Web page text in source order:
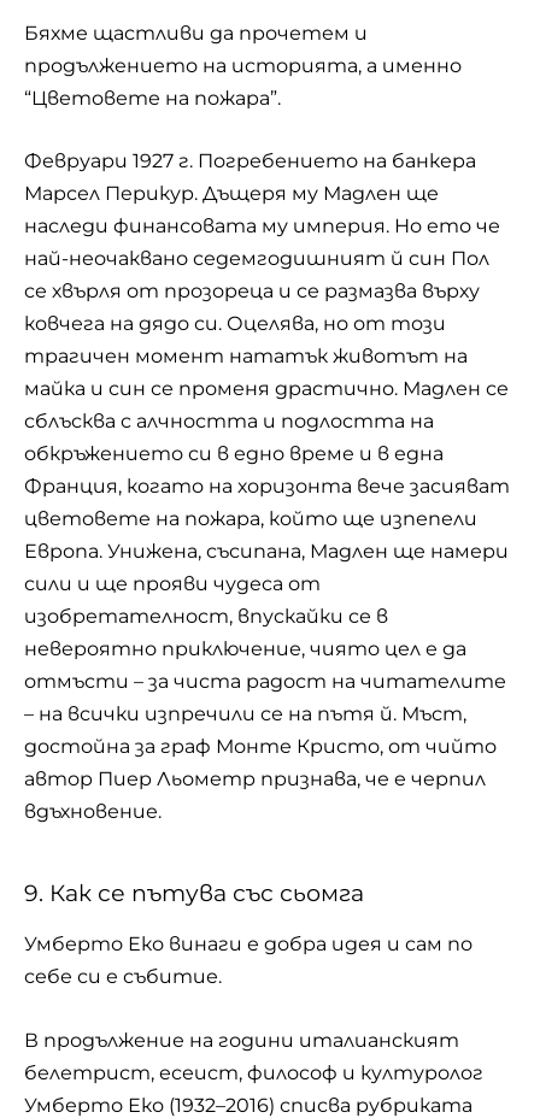
Бяхме щастливи да прочетем и
продължението на историята, а именно
“Цветовете на пожара”.
Февруари 1927 г. Погребението на банкера
Марсел Перикур. Дъщеря му Мадлен ще
наследи финансовата му империя. Но ето че
най-неочаквано седемгодишният й син Пол
се хвърля от прозореца и се размазва върху
ковчега на дядо си. Оцелява, но от този
трагичен момент нататък животът на
майка и син се променя драстично. Мадлен се
сблъсква с алчността и подлостта на
обкръжението си в едно време и в една
Франция, когато на хоризонта вече засияват
цветовете на пожара, който ще изпепели
Европа. Унижена, съсипана, Мадлен ще намери
сили и ще прояви чудеса от
изобретателност, впускайки се в
невероятно приключение, чиято цел е да
отмъсти – за чиста радост на читателите
– на всички изпречили се на пътя й. Мъст,
достойна за граф Монте Кристо, от чийто
автор Пиер Льометр признава, че е черпил
вдъхновение.
9. Как се пътува със сьомга
Умберто Еко винаги е добра идея и сам по
себе си е събитие.
В продължение на години италианският
белетрист, есеист, философ и културолог
Умберто Еко (1932–2016) списва рубриката